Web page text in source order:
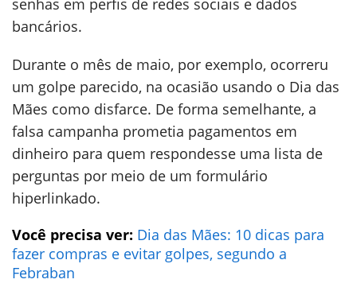
senhas em perfis de redes sociais e dados
bancários.
Durante o mês de maio, por exemplo, ocorreru
um golpe parecido, na ocasião usando o Dia das
Mães como disfarce. De forma semelhante, a
falsa campanha prometia pagamentos em
dinheiro para quem respondesse uma lista de
perguntas por meio de um formulário
hiperlinkado.
Você precisa ver: Dia das Mães: 10 dicas para
fazer compras e evitar golpes, segundo a
Febraban